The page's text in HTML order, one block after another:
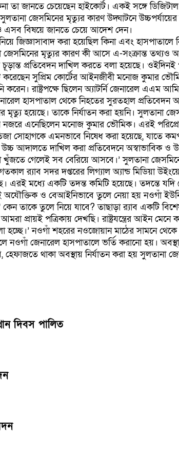
তা জানতে চেয়েছেন হাইকোর্ট। একই সঙ্গে
জেসমিনের মৃত্যুর কারণ উদ্ঘাটনে
এসব বিষয়ে জানতে চেয়ে আদেশ দেন।
জিজ্ঞাসাবাদ করা হয়েছিল কিনা এবং
মৃত্যুর কারণ কী আসে এ-সংক্রান্ত তথ্যও
প্রতিবেদন দাখিল করতে বলা হয়েছে।
করেছেন সুপ্রিম কোর্টের আইনজীবী মনোজ কুমার
রাষ্ট্রপক্ষে ছিলেন অ্যাটর্নি জেনারেল এএম
হাসপাতাল থেকে নিহতের সুরতহাল প্রতিবেদন
হয়েছে। তাকে নির্যাতন করা হয়নি। সুলতানা
এনেছিলেন মনোজ কুমার ভৌমিক। এরই
সোহাগকে এমনভাবে নিষেধ করা হয়েছে, যাতে
দাখিল করা প্রতিবেদনে অস্বাভাবিক ও
গেলেই সব বেরিয়ে আসবে।’ সুলতানা
র‌্যাব সদর দপ্তরের লিগ্যাল অ্যান্ড মিডিয়া
মধ্যে একটি তদন্ত কমিটি হয়েছে। তদন্তে যদি
অযৌক্তিক ও বেআইনিভাবে তুলে নেয়া হয় নওগাঁ
তাকে তুলে নিয়ে যাবে? তাছাড়া র‌্যাব একটি
পত্রিকায় দেখছি। রাষ্ট্রযন্ত্রের আইন মেনে
নওগাঁ শহরের নওজোয়ান মাঠের সামনে
জেনারেল হাসপাতালে ভর্তি করানো হয়।
থাকা অবস্থায় নির্যাতন করা হয় সুলতানা
দিবস পালিত